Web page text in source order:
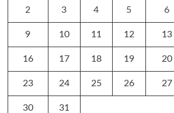
2 3 4 5 6
9 10 11 12 13
16 17 18 19 20
23 24 25 26 27
30 31